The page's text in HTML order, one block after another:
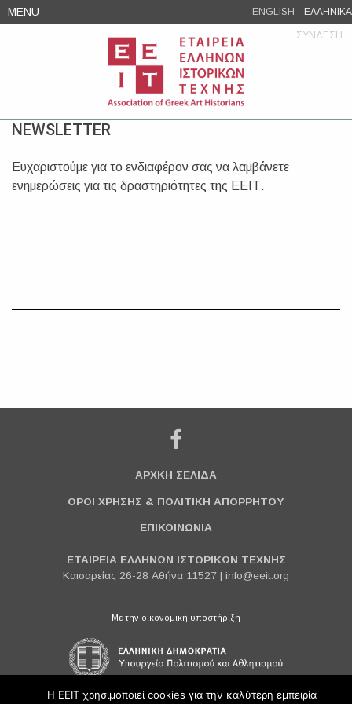
Skip
to
MENU ENGLISH ΕΛΛΗΝΙΚΑ
ΣΥΝΔΕΣΗ
NEWSLETTER
Ευχαριστούμε για το ενδιαφέρον σας να λαμβάνετε
ενημερώσεις για τις δραστηριότητες της ΕΕΙΤ.
ΑΡΧΚΗ ΣΕΛΙΔΑ
ΟΡΟΙ ΧΡΗΣΗΣ & ΠΟΛΙΤΙΚΗ ΑΠΟΡΡΗΤΟΥ
ΕΠΙΚΟΙΝΩΝΙΑ
ΕΤΑΙΡΕΙΑ ΕΛΛΗΝΩΝ ΙΣΤΟΡΙΚΩΝ ΤΕΧΝΗΣ
Καισαρείας 26-28 Αθήνα 11527 | info@eeit.org
Με την οικονομική υποστήριξη
Η ΕΕΙΤ χρησιμοποιεί cookies για την καλύτερη εμπειρία